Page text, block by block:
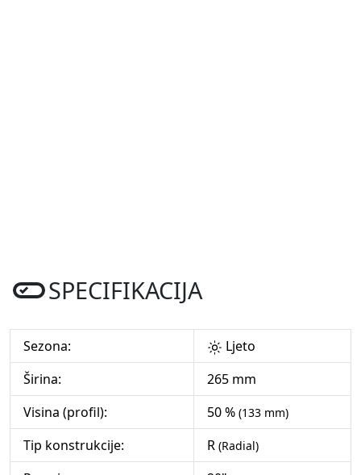
SPECIFIKACIJA
Sezona:
Ljeto
Širina:
265 mm
Visina (profil):
50 % (133 mm)
Tip konstrukcije: R (Radial)